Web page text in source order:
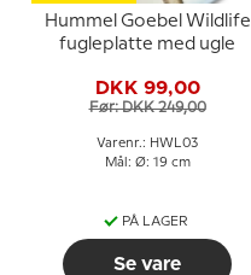
Hummel Goebel Wildlife
fugleplatte med ugle
DKK 99,00
Før: DKK 249,00
Varenr.: HWL03
Mål: Ø: 19 cm
PÅ LAGER
Se vare